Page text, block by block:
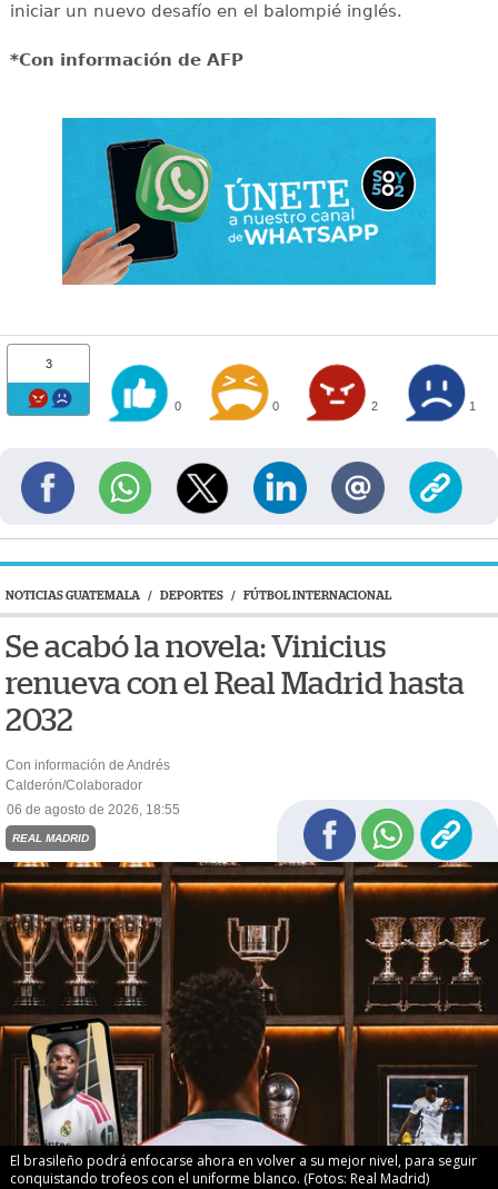
iniciar un nuevo desafío en el balompié inglés.
*Con información de AFP
3
0 0 2 1
NOTICIAS GUATEMALA / DEPORTES / FÚTBOL INTERNACIONAL
Se acabó la novela: Vinicius
renueva con el Real Madrid hasta
2032
Con información de Andrés
Calderón/Colaborador
06 de agosto de 2026, 18:55
REAL MADRID
El brasileño podrá enfocarse ahora en volver a su mejor nivel, para seguir
conquistando trofeos con el uniforme blanco. (Fotos: Real Madrid)